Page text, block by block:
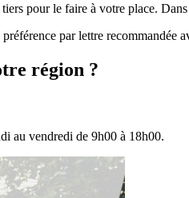
pour le faire à votre place.
préférence par lettre recommandée
région ?
au vendredi de 9h00 à 18h00.